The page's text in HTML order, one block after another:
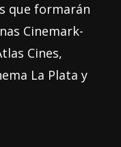
que formarán
Cinemark-
Cines,
La Plata y